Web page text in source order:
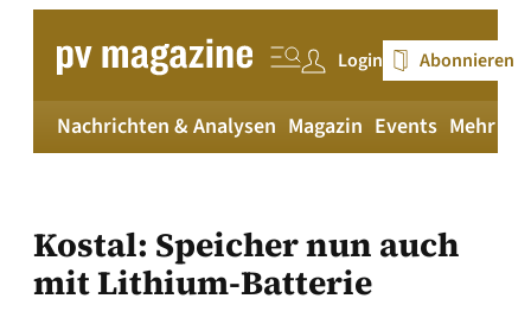
springen
Login Abonnieren
Nachrichten & Analysen Magazin Events Mehr
Kostal: Speicher nun auch
mit Lithium-Batterie